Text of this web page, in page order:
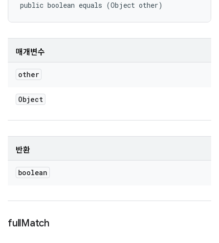
public boolean equals (Object other)
매개변수
other
Object
반환
boolean
fullMatch